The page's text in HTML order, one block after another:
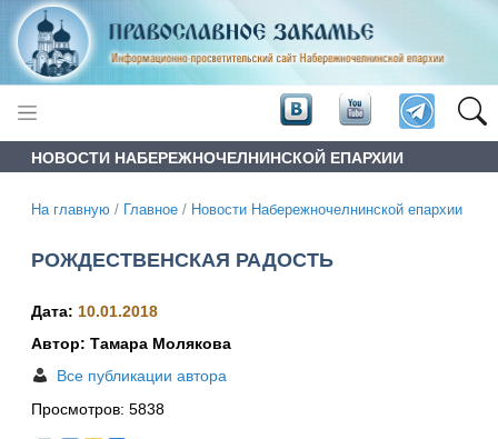
НОВОСТИ НАБЕРЕЖНОЧЕЛНИНСКОЙ ЕПАРХИИ
На главную / Главное / Новости Набережночелнинской епархии
РОЖДЕСТВЕНСКАЯ РАДОСТЬ
Дата: 10.01.2018
Автор: Тамара Молякова
Все публикации автора
Просмотров: 5838